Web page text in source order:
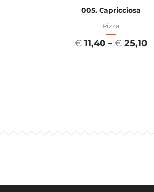
005. Capricciosa
Pizza
€ 11,40 – € 25,10